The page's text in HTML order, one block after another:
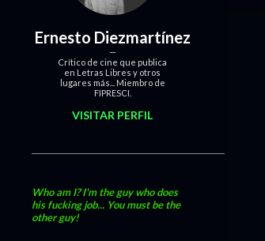
Ernesto Diezmartínez
Crítico de cine que publica
en Letras Libres y otros
lugares más... Miembro de
FIPRESCI.
VISITAR PERFIL
Who am I? I'm the guy who does
his fucking job... You must be the
other guy!